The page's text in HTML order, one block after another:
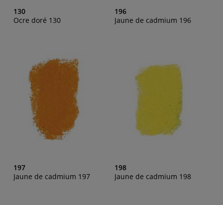
130
Ocre doré 130
196
Jaune de cadmium 196
197
Jaune de cadmium 197
198
Jaune de cadmium 198